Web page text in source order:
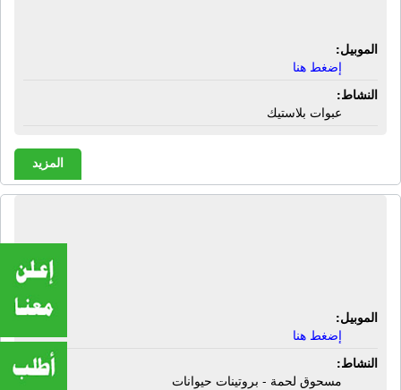
الموبيل:
إضغط هنا
النشاط:
عبوات بلاستيك
المزيد
الموبيل:
إضغط هنا
النشاط:
مسحوق لحمة - بروتينات حيوانات